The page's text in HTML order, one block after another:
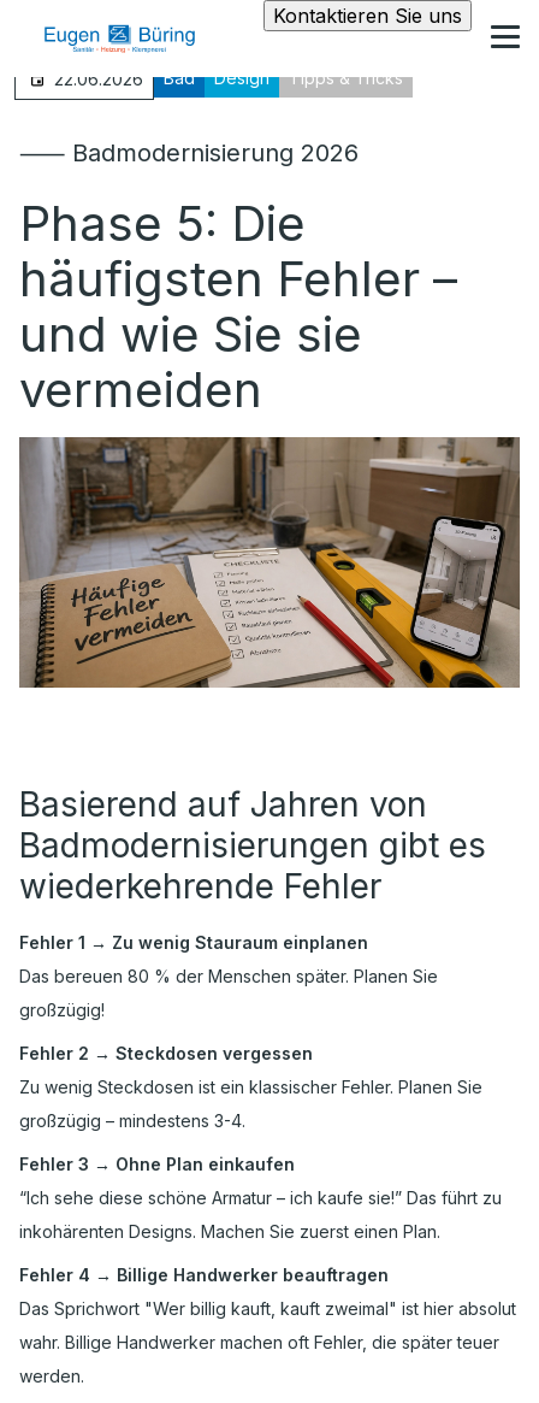
Kontaktieren Sie uns
22.06.2026 Bad Design Tipps & Tricks
⸺ Badmodernisierung 2026
Phase 5: Die
häufigsten Fehler –
und wie Sie sie
vermeiden
Basierend auf Jahren von
Badmodernisierungen gibt es
wiederkehrende Fehler
Fehler 1 → Zu wenig Stauraum einplanen
Das bereuen 80 % der Menschen später. Planen Sie
großzügig!
Fehler 2 → Steckdosen vergessen
Zu wenig Steckdosen ist ein klassischer Fehler. Planen Sie
großzügig – mindestens 3-4.
Fehler 3 → Ohne Plan einkaufen
“Ich sehe diese schöne Armatur – ich kaufe sie!” Das führt zu
inkohärenten Designs. Machen Sie zuerst einen Plan.
Fehler 4 → Billige Handwerker beauftragen
Das Sprichwort "Wer billig kauft, kauft zweimal" ist hier absolut
wahr. Billige Handwerker machen oft Fehler, die später teuer
werden.